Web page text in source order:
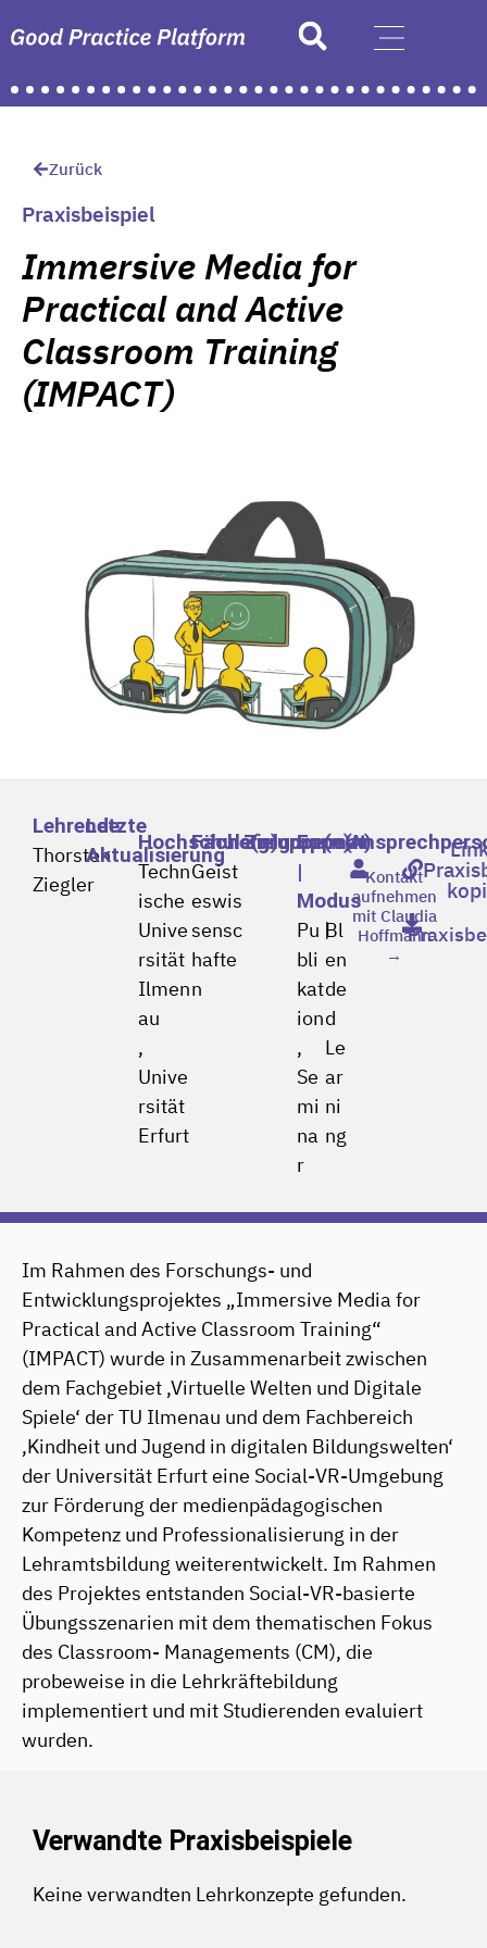
Zurück
Praxisbeispiel
Immersive Media for
Practical and Active
Classroom Training
(IMPACT)
Lehrende
Thorsten
Ziegler
Letzte
Aktualisierung
Hochschule(n)
Techn
ische
Unive
rsität
Ilmen
au
,
Unive
rsität
Erfurt
Fächergruppe(n)
Geist
eswis
sensc
hafte
n
Zielgruppe(n)
Format
|
Modus
Pu
bli
kat
ion
,
Se
mi
na
r
|
Bl
en
de
d
Le
ar
ni
ng
Kontakt
aufnehmen
mit Claudia
Hoffmann
→
Im Rahmen des Forschungs- und
Entwicklungsprojektes „Immersive Media for
Practical and Active Classroom Training“
(IMPACT) wurde in Zusammenarbeit zwischen
dem Fachgebiet ‚Virtuelle Welten und Digitale
Spiele‘ der TU Ilmenau und dem Fachbereich
‚Kindheit und Jugend in digitalen Bildungswelten‘
der Universität Erfurt eine Social-VR-Umgebung
zur Förderung der medienpädagogischen
Kompetenz und Professionalisierung in der
Lehramtsbildung weiterentwickelt. Im Rahmen
des Projektes entstanden Social-VR-basierte
Übungsszenarien mit dem thematischen Fokus
des Classroom- Managements (CM), die
probeweise in die Lehrkräftebildung
implementiert und mit Studierenden evaluiert
wurden.
Verwandte Praxisbeispiele
Keine verwandten Lehrkonzepte gefunden.